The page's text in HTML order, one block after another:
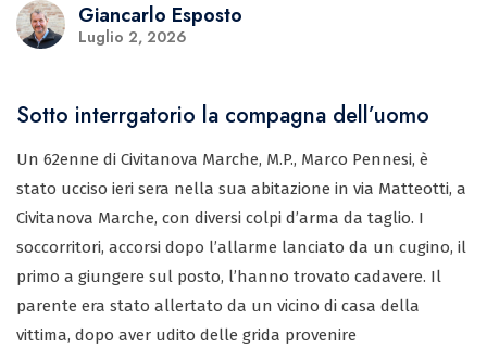
Giancarlo Esposto
Luglio 2, 2026
Sotto interrgatorio la compagna dell’uomo
Un 62enne di Civitanova Marche, M.P., Marco Pennesi, è
stato ucciso ieri sera nella sua abitazione in via Matteotti, a
Civitanova Marche, con diversi colpi d’arma da taglio. I
soccorritori, accorsi dopo l’allarme lanciato da un cugino, il
primo a giungere sul posto, l’hanno trovato cadavere. Il
parente era stato allertato da un vicino di casa della
vittima, dopo aver udito delle grida provenire